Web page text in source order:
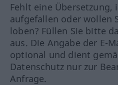
Fehlt eine Übersetzung,
aufgefallen oder wollen
loben? Füllen Sie bitte
aus. Die Angabe der E-
optional und dient
Datenschutz nur zur
Anfrage.